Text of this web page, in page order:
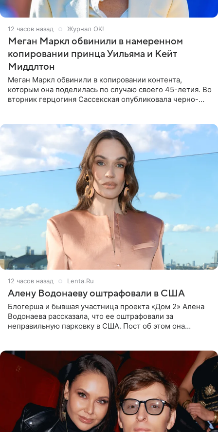
12 часов назад Журнал OK!
Меган Маркл обвинили в намеренном
копировании принца Уильяма и Кейт
Миддлтон
Меган Маркл обвинили в копировании контента,
которым она поделилась по случаю своего 45-летия. Во
вторник герцогиня Сассекская опубликовала черно-
12 часов назад Lenta.Ru
Алену Водонаеву оштрафовали в США
Блогерша и бывшая участница проекта «Дом 2» Алена
Водонаева рассказала, что ее оштрафовали за
неправильную парковку в США. Пост об этом она